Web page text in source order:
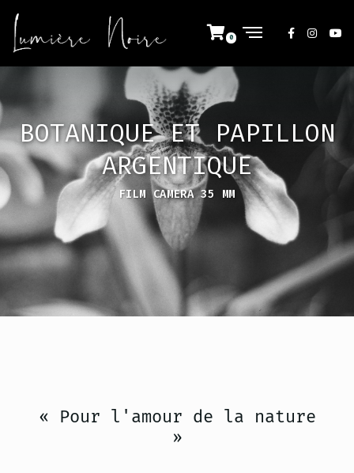
BOTANIQUE ET PAPILLON
ARGENTIQUE
FILM CAMERA 35 MM
« Pour l'amour de la nature
»